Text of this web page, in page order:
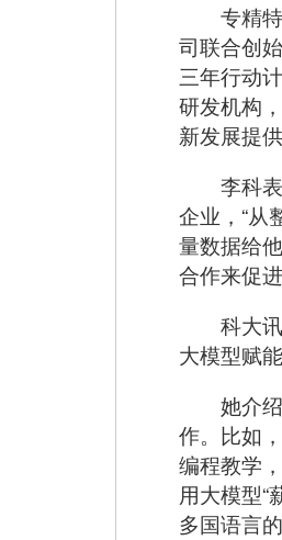
专精
司联合创
三年行动
研发机构
新发展提
李科
企业，“从
量数据给
合作来促
科大
大模型赋
她介
作。比如
编程教学
用大模型
多国语言